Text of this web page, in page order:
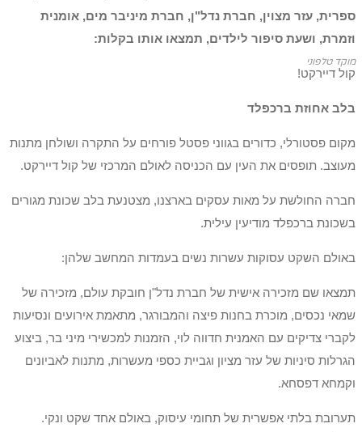
מוקד טלפוני
ספרית, עזר מצוין, חברת נדל"ן, חברת מיניבר מים, אומנית
וזמרת, ושעת סיפור לילדים, תמצאו אותו בקלות:
קול דיירקט!
בלב אחוזת ברכפלד
מקום פסטורלי, כדורים בגווני פסטל פורחים על התקרה ושולחן מתנות
מעוצב. תופסים את העין עם הכניסה לאולם המרכזי של קול דיירקט.
חברה החולשת על מאות עסקים בארצנו, מצטנעת בלב שכונת מגורים
בשכונת ברכפלד מודיעין עילית.
באולם השקט עסוקות עשרות נשים בעמדות המחשב שלהן:
תמצאו שם מזכירה אישית של חברת נדל"ן חובקת עולם, מזכירה של
שמאי נכסים, מוכרת בחנות פיצה והמבורגר, מתאמת אירועים ונסיעות
לקברי צדיקים עם האמנית חדווה לוי, הזמנות למכשירי מיני בר, ביצוע
הגרלות סיניות של עזר מציון וגביית כספי מעשרות, מתנות לאביונים
וקמחא דפסחא.
תערובת בלתי אפשרית של תחומי עיסוק, באולם אחד שקט ונקי.